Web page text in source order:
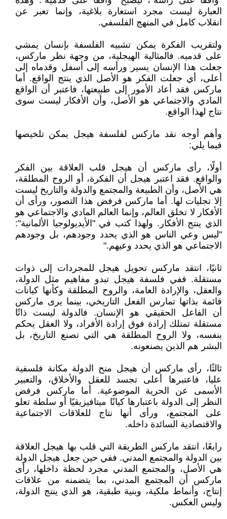
العبارة ليست مجرد استعارة بلاغية، وإنما تعبر عن
انقلاب كامل في المنهج الفلسفي.
ولتقريب الفكرة يمكن تشبيه الفلسفة بإنسان يمشي
على قدميه. فالمثالية الهيجلية، من وجهة نظر ماركس،
جعلت هذا الإنسان يسير ورأسه إلى أسفل وقدماه إلى
أعلى، أي جعلت الفكر هو الأصل الذي ينتج الواقع. أما
ماركس فقد أعاد الأمور إلى طبيعتها، فاعتبر أن الواقع
المادي والاجتماعي هو الأصل، وأن الأفكار ليست سوى
نتاج لهذا الواقع.
وأهم أوجه نقد ماركس لفلسفة هيجل يمكن تلخيصها
فيما يلي:
أولًا، رأى ماركس أن هيجل قلب العلاقة بين الفكر
والواقع. فقد اعتبر هيجل أن الفكرة، أو الروح المطلقة،
هي الأصل، وأن الطبيعة والمجتمع والدولة والتاريخ ليست
إلا تجليات لها. أما ماركس فرفض هذا التصور، ورأى أن
الأفكار لا تخلق العالم، وإنما العالم المادي والاجتماعي هو
الذي ينتج الأفكار. ولهذا كتب في "الأيديولوجيا الألمانية":
"ليس وعي الناس هو الذي يحدد وجودهم، بل وجودهم
الاجتماعي هو الذي يحدد وعيهم."
ثانيًا، انتقد ماركس تحويل هيجل للمجردات إلى ذوات
مستقلة. ففي فلسفة هيجل تبدو مفاهيم مثل الدولة،
والعقل، والإرادة العامة، والروح المطلقة وكأنها كيانات
قائمة بذاتها تمارس الفعل التاريخي، بينما يرى ماركس
أن الفاعل الحقيقي هو الإنسان. فالدولة ليست ذاتًا
مستقلة تمتلك إرادة فوق إرادة الأفراد، ولا العقل يحكم
بنفسه، ولا الروح المطلقة هي التي تصنع التاريخ، بل
البشر هم الذين يصنعونه.
ثالثًا، رأى ماركس أن هيجل منح الدولة مكانة فلسفية
عليا، فاعتبرها أعلى تجسد للعقل والأخلاق، والتعبير
الأسمى عن الحرية الموضوعية. أما ماركس فرفض
النظر إلى الدولة باعتبارها كيانًا ميتافيزيقيًا أو سلطة تعلو
على المجتمع، ورأى أنها نتاج للعلاقات الاجتماعية
والاقتصادية السائدة داخله.
رابعًا، انتقد ماركس الطريقة التي قلب بها هيجل العلاقة
بين الدولة والمجتمع المدني. ففي حين جعل هيجل الدولة
هي الأصل، والمجتمع المدني مجرد لحظة داخلها، رأى
ماركس أن المجتمع المدني، بما يتضمنه من علاقات
إنتاج، وأنماط ملكية، وبنية طبقية، هو الذي ينتج الدولة،
وليس العكس.